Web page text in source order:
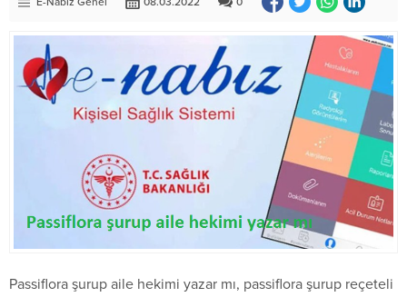
Passiflora şurup aile hekimi yazar mı, passiflora şurup reçeteli